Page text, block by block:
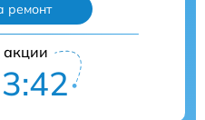
ремонт
акции